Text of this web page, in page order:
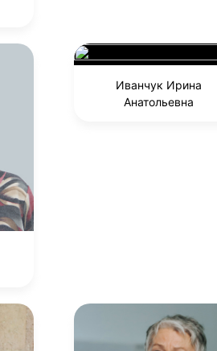
Иванчук Ирина
Анатольевна